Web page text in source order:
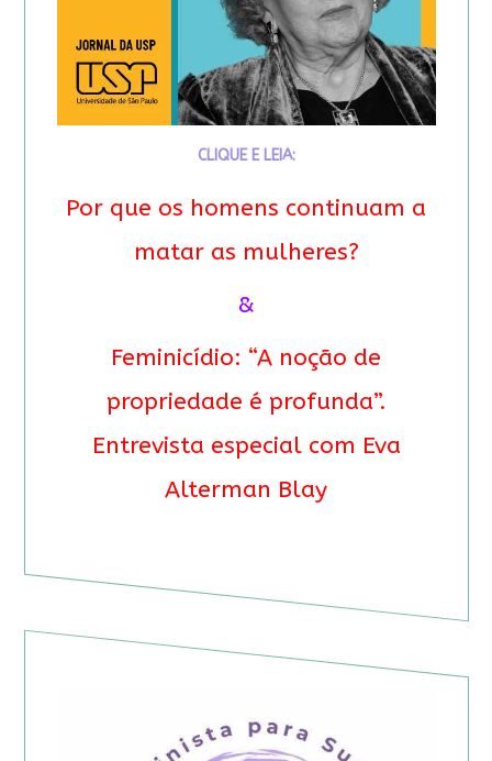
CLIQUE E LEIA:
Por que os homens continuam a
matar as mulheres?
&
Feminicídio: “A noção de
propriedade é profunda”.
Entrevista especial com Eva
Alterman Blay